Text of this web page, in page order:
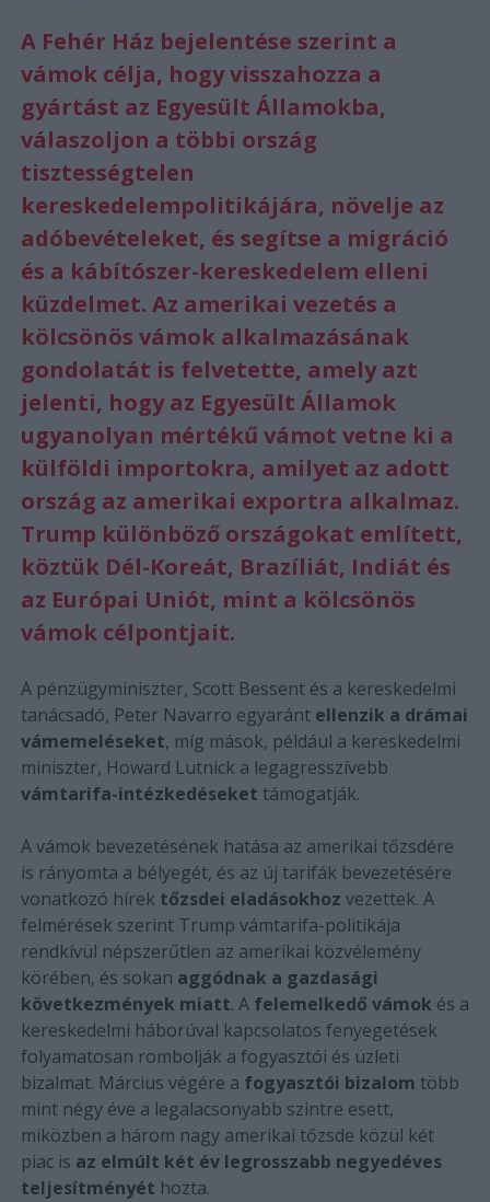
A Fehér Ház bejelentése szerint a
vámok célja, hogy visszahozza a
gyártást az Egyesült Államokba,
válaszoljon a többi ország
tisztességtelen
kereskedelempolitikájára, növelje az
adóbevételeket, és segítse a migráció
és a kábítószer-kereskedelem elleni
küzdelmet. Az amerikai vezetés a
kölcsönös vámok alkalmazásának
gondolatát is felvetette, amely azt
jelenti, hogy az Egyesült Államok
ugyanolyan mértékű vámot vetne ki a
külföldi importokra, amilyet az adott
ország az amerikai exportra alkalmaz.
Trump különböző országokat említett,
köztük Dél-Koreát, Brazíliát, Indiát és
az Európai Uniót, mint a kölcsönös
vámok célpontjait.
A pénzügyminiszter, Scott Bessent és a kereskedelmi
tanácsadó, Peter Navarro egyaránt ellenzik a drámai
vámemeléseket, míg mások, például a kereskedelmi
miniszter, Howard Lutnick a legagresszívebb
vámtarifa-intézkedéseket támogatják.
A vámok bevezetésének hatása az amerikai tőzsdére
is rányomta a bélyegét, és az új tarifák bevezetésére
vonatkozó hírek tőzsdei eladásokhoz vezettek. A
felmérések szerint Trump vámtarifa-politikája
rendkívül népszerűtlen az amerikai közvélemény
körében, és sokan aggódnak a gazdasági
következmények miatt. A felemelkedő vámok és a
kereskedelmi háborúval kapcsolatos fenyegetések
folyamatosan rombolják a fogyasztói és üzleti
bizalmat. Március végére a fogyasztói bizalom több
mint négy éve a legalacsonyabb szintre esett,
miközben a három nagy amerikai tőzsde közül két
piac is az elmúlt két év legrosszabb negyedéves
teljesítményét hozta.